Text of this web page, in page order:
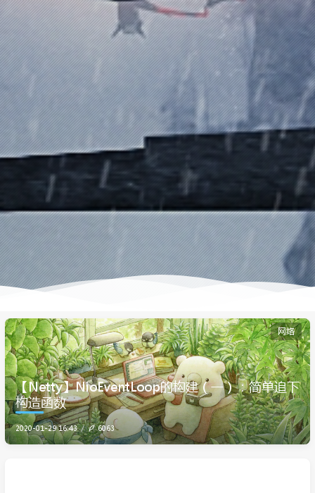
网络
【Netty】NioEventLoop的构建（一）：简单追下
构造函数
2020-01-29 16:43 6063